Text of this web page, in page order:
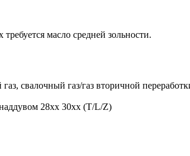
масло средней зольности.
свалочный газ/газ вторичной
28xx 30xx (T/L/Z)